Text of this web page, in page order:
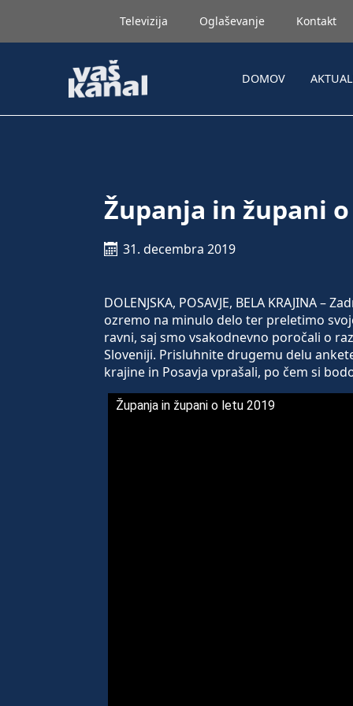
Televizija Oglaševanje Kontakt
DOMOV
Županja in župani
31. decembra 2019
DOLENJSKA, POSAVJE, BELA KRAJINA
ozremo na minulo delo ter preletimo
ravni, saj smo vsakodnevno poročali o
Sloveniji. Prisluhnite drugemu delu
krajine in Posavja vprašali, po čem si
Županja in župani o letu 2019